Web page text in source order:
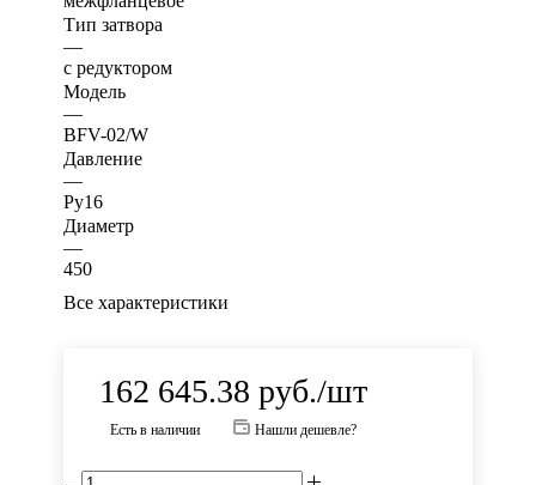
Тип затвора
—
с редуктором
Модель
—
BFV-02/W
Давление
—
Ру16
Диаметр
—
450
Все характеристики
162 645.38 руб./шт
Есть в наличии Нашли дешевле?